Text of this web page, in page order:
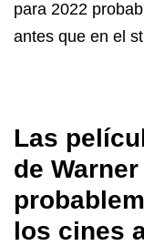
Las
de
los cines